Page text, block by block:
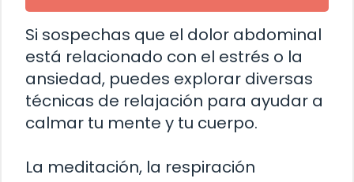
Si sospechas que el dolor abdominal
está relacionado con el estrés o la
ansiedad, puedes explorar diversas
técnicas de relajación para ayudar a
calmar tu mente y tu cuerpo.
La meditación, la respiración